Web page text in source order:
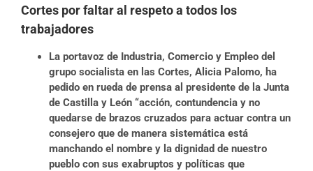
Cortes por faltar al respeto a todos los
trabajadores
La portavoz de Industria, Comercio y Empleo del
grupo socialista en las Cortes, Alicia Palomo, ha
pedido en rueda de prensa al presidente de la Junta
de Castilla y León “acción, contundencia y no
quedarse de brazos cruzados para actuar contra un
consejero que de manera sistemática está
manchando el nombre y la dignidad de nuestro
pueblo con sus exabruptos y políticas que